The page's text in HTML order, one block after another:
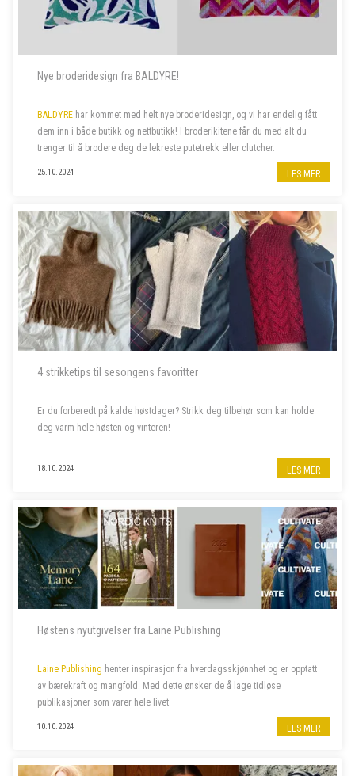
Nye broderidesign fra BALDYRE!
BALDYRE har kommet med helt nye broderidesign, og vi har endelig fått
dem inn i både butikk og nettbutikk! I broderikitene får du med alt du
trenger til å brodere deg de lekreste putetrekk eller clutcher.
25.10.2024 LES MER
4 strikketips til sesongens favoritter
Er du forberedt på kalde høstdager? Strikk deg tilbehør som kan holde
deg varm hele høsten og vinteren!
18.10.2024 LES MER
Høstens nyutgivelser fra Laine Publishing
Laine Publishing henter inspirasjon fra hverdagsskjønnhet og er opptatt
av bærekraft og mangfold. Med dette ønsker de å lage tidløse
publikasjoner som varer hele livet.
10.10.2024 LES MER